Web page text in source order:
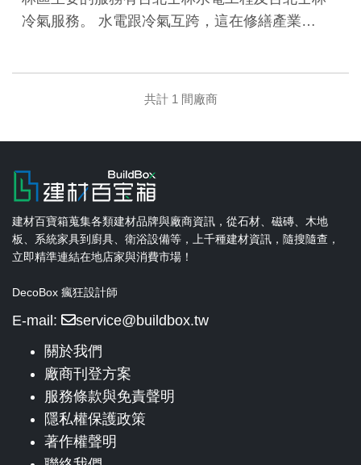
冷氣服務。 水電跟冷氣互跨，這在修繕產業…
共計 1 間廠商
建材百寶箱蒐集各類建材品牌與廠商資訊，從石材、磁磚、木地
板、系統家具到廚具、衛浴設備等，上千種建材資訊，隨搜隨查，
立即精準連結在地店家與消費市場！
DecoBox 瘋狂設計師
E-mail:
service@buildbox.tw
關於我們
廠商刊登方案
服務條款與免責聲明
隱私權保護政策
著作權聲明